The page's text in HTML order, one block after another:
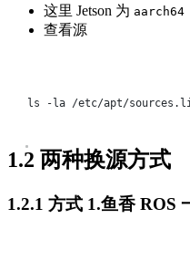
这里 Jetson 为 aarch64
查看源
ls -la /etc/apt/
1.2 两种换源方式
1.2.1 方式 1.鱼香 ROS